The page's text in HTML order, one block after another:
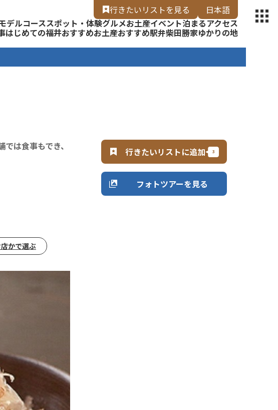
ト【福いろ】
行きたいリストを見る
日本語
English
デルコーススポット・体験グルメお土産イベント泊まるアクセス
はじめての福井おすすめお土産おすすめ駅弁柴田勝家ゆかりの地
は食事もでき、
行きたいリストに追加
フォトツアーを見る
かで選ぶ